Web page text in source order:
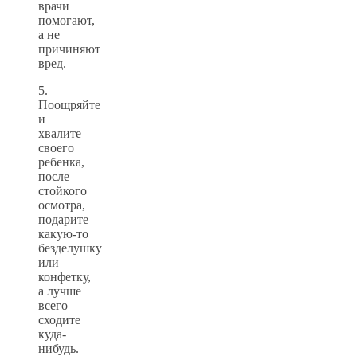
врачи
помогают,
а не
причиняют
вред.
5.
Поощряйте
и
хвалите
своего
ребенка,
после
стойкого
осмотра,
подарите
какую-то
безделушку
или
конфетку,
а лучше
всего
сходите
куда-
нибудь.